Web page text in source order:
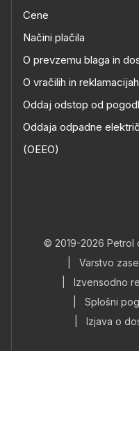
Cene
Načini plačila
O prevzemu blaga in
O vračilih in reklamacijah
Oddaj odstop od
Oddaja odpadne
(OEEO)
© 2019-2026 Petrol
Varstvo
Izvensodno
Splošni
Izjava o